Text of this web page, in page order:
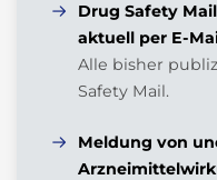
Februar (3)
Januar (3)
Drug Safety
aktuell per E-
Alle bisher
Safety Mail.
Meldung von